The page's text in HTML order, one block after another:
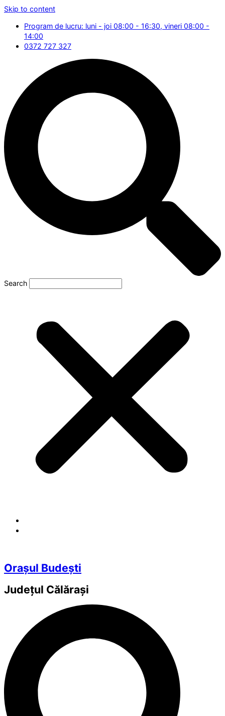
Skip to content
Program de lucru: luni - joi 08:00 - 16:30, vineri 08:00 -
14:00
0372 727 327
Search
Orașul Budești
Județul Călărași